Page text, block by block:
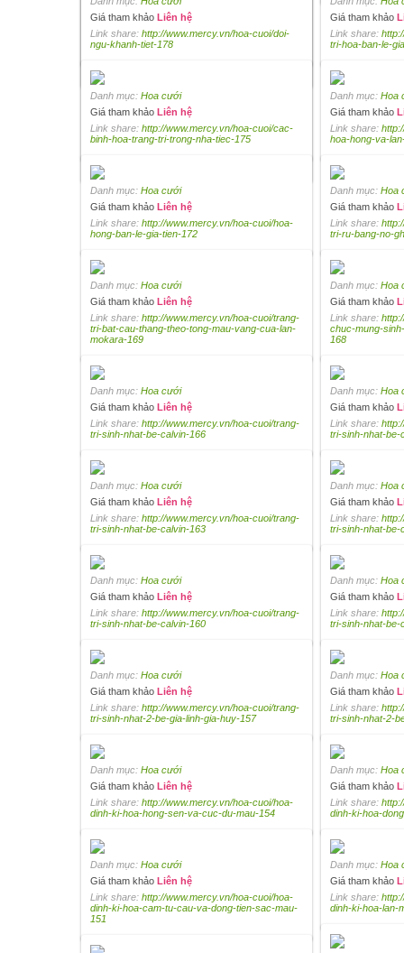
Danh mục:Hoa cưới
Giá tham khảoLiên hệ
Danh mục:Hoa cưới
Giá tham khảoLiên hệ
Giá tham khảo Liên hệ
Link share: http://www.mercy.vn/hoa-cuoi/doi-
ngu-khanh-tiet-178
Giá tham khảo
Link share:
tri-hoa-ban-le-
Danh mục: Hoa cưới
Giá tham khảo Liên hệ
Link share: http://www.mercy.vn/hoa-cuoi/cac-
binh-hoa-trang-tri-trong-nha-tiec-175
Danh mục: Hoa
Giá tham khảo
Link share:
hoa-hong-va-
Danh mục: Hoa cưới
Giá tham khảo Liên hệ
Link share: http://www.mercy.vn/hoa-cuoi/hoa-
hong-ban-le-gia-tien-172
Danh mục: Hoa
Giá tham khảo
Link share:
tri-ru-bang-no-
Danh mục: Hoa cưới
Giá tham khảo Liên hệ
Link share: http://www.mercy.vn/hoa-cuoi/trang-
tri-bat-cau-thang-theo-tong-mau-vang-cua-lan-
mokara-169
Danh mục: Hoa
Giá tham khảo
Link share:
chuc-mung-
168
Danh mục: Hoa cưới
Giá tham khảo Liên hệ
Link share: http://www.mercy.vn/hoa-cuoi/trang-
tri-sinh-nhat-be-calvin-166
Danh mục: Hoa
Giá tham khảo
Link share:
tri-sinh-nhat-be-
Danh mục: Hoa cưới
Giá tham khảo Liên hệ
Link share: http://www.mercy.vn/hoa-cuoi/trang-
tri-sinh-nhat-be-calvin-163
Danh mục: Hoa
Giá tham khảo
Link share:
tri-sinh-nhat-be-
Danh mục: Hoa cưới
Giá tham khảo Liên hệ
Link share: http://www.mercy.vn/hoa-cuoi/trang-
tri-sinh-nhat-be-calvin-160
Danh mục: Hoa
Giá tham khảo
Link share:
tri-sinh-nhat-be-
Danh mục: Hoa cưới
Giá tham khảo Liên hệ
Link share: http://www.mercy.vn/hoa-cuoi/trang-
tri-sinh-nhat-2-be-gia-linh-gia-huy-157
Danh mục: Hoa
Giá tham khảo
Link share:
tri-sinh-nhat-2-
Danh mục: Hoa cưới
Giá tham khảo Liên hệ
Link share: http://www.mercy.vn/hoa-cuoi/hoa-
dinh-ki-hoa-hong-sen-va-cuc-du-mau-154
Danh mục: Hoa
Giá tham khảo
Link share:
dinh-ki-hoa-
Danh mục: Hoa cưới
Giá tham khảo Liên hệ
Link share: http://www.mercy.vn/hoa-cuoi/hoa-
dinh-ki-hoa-cam-tu-cau-va-dong-tien-sac-mau-
151
Danh mục: Hoa
Giá tham khảo
Link share:
dinh-ki-hoa-lan-